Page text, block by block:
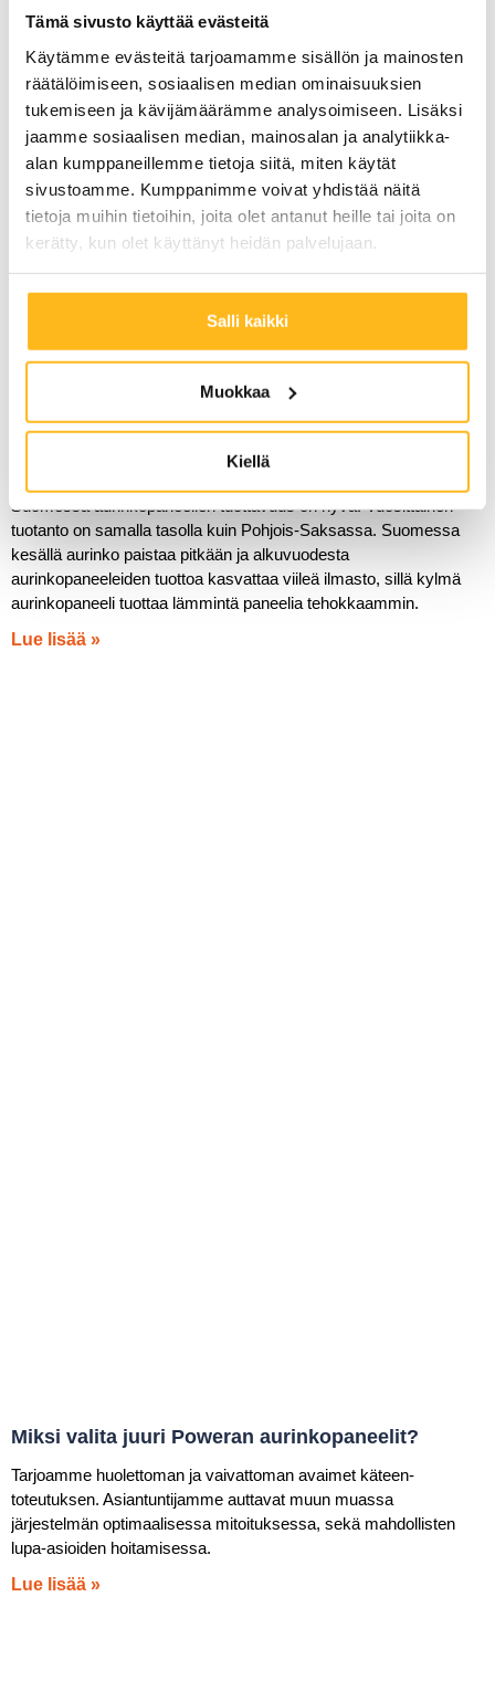
Tämä sivusto käyttää evästeitä
Käytämme evästeitä tarjoamamme sisällön ja mainosten
räätälöimiseen, sosiaalisen median ominaisuuksien
tukemiseen ja kävijämäärämme analysoimiseen. Lisäksi
jaamme sosiaalisen median, mainosalan ja analytiikka-
alan kumppaneillemme tietoja siitä, miten käytät
sivustoamme. Kumppanimme voivat yhdistää näitä
tietoja muihin tietoihin, joita olet antanut heille tai joita on
kerätty, kun olet käyttänyt heidän palvelujaan.
Salli kaikki
Muokkaa
Kiellä
jolloin järjestelmän tuotto takuuajalla nousee moninkertaiseksi
ostohintaan nähden. Sijoitetun pääoman tuotot ovat välillä 7-20%
järjestelmästä riippuen.
Lue lisää »
Kannattavatko aurinkopaneelit Suomessa?
Suomessa aurinkopaneelien tuottavuus on hyvä. Vuosittainen
tuotanto on samalla tasolla kuin Pohjois-Saksassa. Suomessa
kesällä aurinko paistaa pitkään ja alkuvuodesta
aurinkopaneeleiden tuottoa kasvattaa viileä ilmasto, sillä kylmä
aurinkopaneeli tuottaa lämmintä paneelia tehokkaammin.
Lue lisää »
Miksi valita juuri Poweran aurinkopaneelit?
Tarjoamme huolettoman ja vaivattoman avaimet käteen-
toteutuksen. Asiantuntijamme auttavat muun muassa
järjestelmän optimaalisessa mitoituksessa, sekä mahdollisten
lupa-asioiden hoitamisessa.
Lue lisää »